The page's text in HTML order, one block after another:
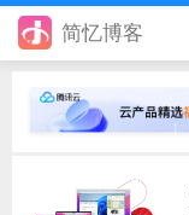
简忆博客
首页
前端